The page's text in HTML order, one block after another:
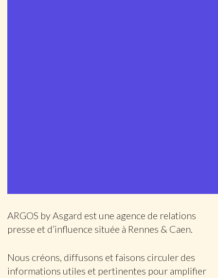
ARGOS by Asgard est une agence de relations
presse et d’influence située à Rennes & Caen.
Nous créons, diffusons et faisons circuler des
informations utiles et pertinentes pour amplifier